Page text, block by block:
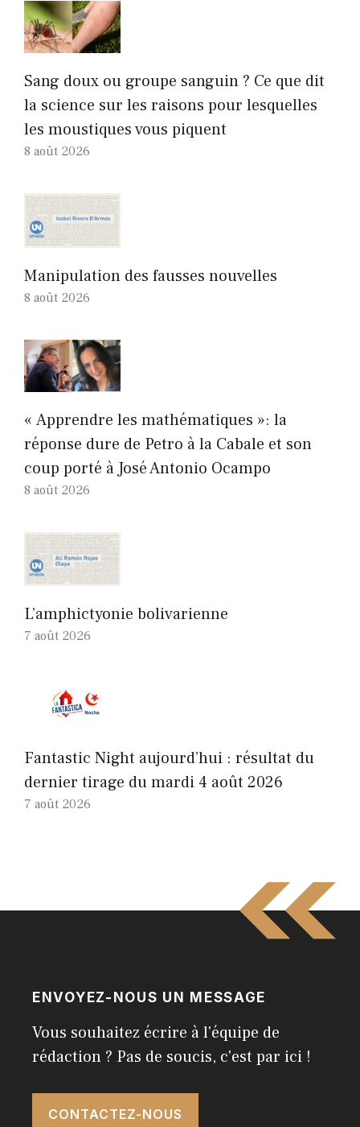
Sang doux ou groupe sanguin ? Ce que dit
la science sur les raisons pour lesquelles
les moustiques vous piquent
8 août 2026
Manipulation des fausses nouvelles
8 août 2026
« Apprendre les mathématiques »: la
réponse dure de Petro à la Cabale et son
coup porté à José Antonio Ocampo
8 août 2026
L’amphictyonie bolivarienne
7 août 2026
Fantastic Night aujourd’hui : résultat du
dernier tirage du mardi 4 août 2026
7 août 2026
ENVOYEZ-NOUS UN MESSAGE
Vous souhaitez écrire à l'équipe de
rédaction ? Pas de soucis, c'est par ici !
CONTACTEZ-NOUS